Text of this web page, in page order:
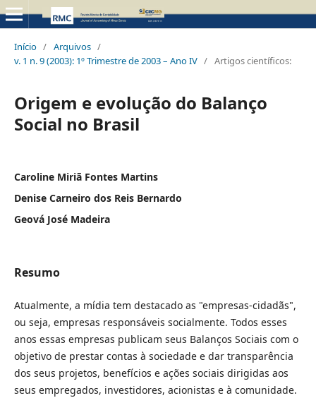
Início / Arquivos /
v. 1 n. 9 (2003): 1º Trimestre de 2003 – Ano IV / Artigos científicos:
Origem e evolução do Balanço
Social no Brasil
Caroline Miriã Fontes Martins
Denise Carneiro dos Reis Bernardo
Geová José Madeira
Resumo
Atualmente, a mídia tem destacado as "empresas-cidadãs",
ou seja, empresas responsáveis socialmente. Todos esses
anos essas empresas publicam seus Balanços Sociais com o
objetivo de prestar contas à sociedade e dar transparência
dos seus projetos, benefícios e ações sociais dirigidas aos
seus empregados, investidores, acionistas e à comunidade.